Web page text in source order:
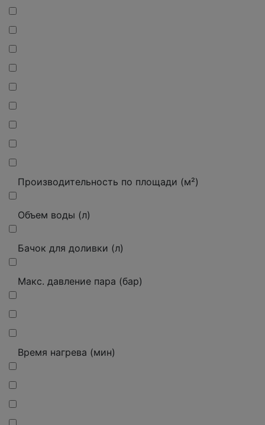
Производительность по площади (м²)
Объем воды (л)
Бачок для доливки (л)
Макс. давление пара (бар)
Время нагрева (мин)